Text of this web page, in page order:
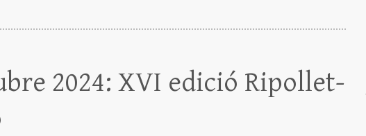
2024: XVI edició Ripollet-